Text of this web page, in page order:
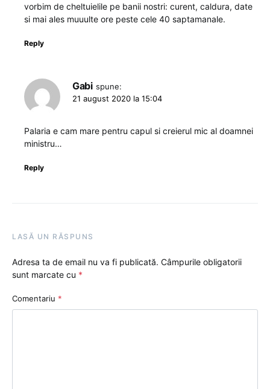
vorbim de cheltuielile pe banii nostri: curent, caldura, date
si mai ales muuulte ore peste cele 40 saptamanale.
Reply
Gabi spune:
21 august 2020 la 15:04
Palaria e cam mare pentru capul si creierul mic al doamnei
ministru…
Reply
LASĂ UN RĂSPUNS
Adresa ta de email nu va fi publicată. Câmpurile obligatorii
sunt marcate cu *
Comentariu *